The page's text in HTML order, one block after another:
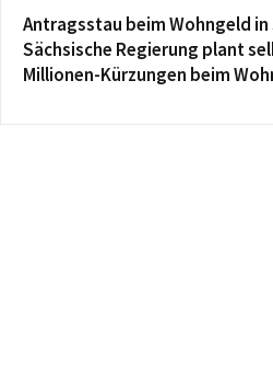
Antragsstau beim Wohngeld in
Sächsische Regierung plant
Millionen-Kürzungen beim